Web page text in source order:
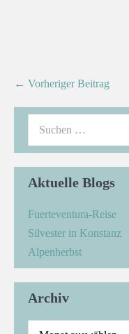
← Vorheriger Beitrag
Aktuelle Blogs
Fuerteventura-Reise
Silvester in Konstanz
Alpenherbst
Archiv